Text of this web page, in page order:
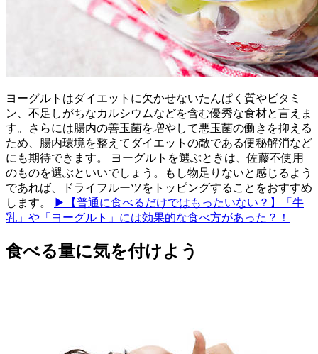
ヨーグルトはダイエットに欠かせないたんぱく質やビタミ
ン、不足しがちなカルシウムなどを含む優秀な食材と言えま
す。さらには腸内の善玉菌を増やして悪玉菌の働きを抑える
ため、腸内環境を整えてダイエットの敵である便秘解消など
にも期待できます。 ヨーグルトを選ぶときは、佐藤不使用
のものを選ぶといいでしょう。もし物足りないと感じるよう
であれば、ドライフルーツをトッピングすることをおすすめ
します。
▶【普通に食べるだけではもったいない？】「牛
乳」や「ヨーグルト」には効果的な食べ方があった？！
食べる量に気を付けよう